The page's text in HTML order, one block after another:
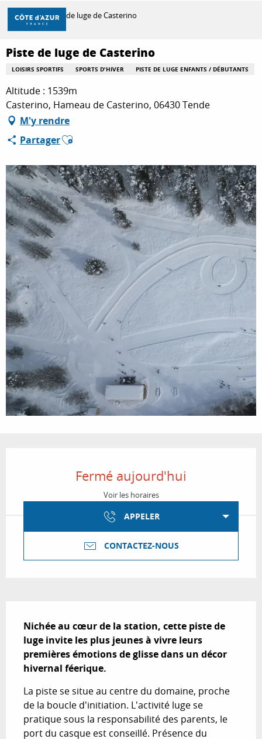
Aller
contenu
principal
DÉCOUVRIR
À FAIRE
SÉJOURNER
Accueil Piste de luge de Casterino
Piste de luge de Casterino
LOISIRS SPORTIFS SPORTS D'HIVER PISTE DE LUGE ENFANTS / DÉBUTANTS
Altitude : 1539m
Casterino, Hameau de Casterino, 06430 Tende
M'y rendre
PartagerAjouter aux favoris
Fermé aujourd'hui
Voir les horaires
APPELER
CONTACTEZ-NOUS
Nichée au cœur de la station, cette piste de
luge invite les plus jeunes à vivre leurs
premières émotions de glisse dans un décor
hivernal féerique.
La piste se situe au centre du domaine, proche
de la boucle d'initiation. L'activité luge se
pratique sous la responsabilité des parents, le
port du casque est conseillé. Présence du